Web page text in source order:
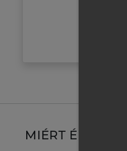
MIÉRT